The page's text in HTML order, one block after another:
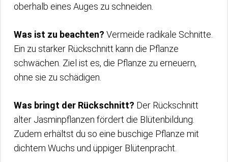
oberhalb eines Auges zu schneiden.
Was ist zu beachten? Vermeide radikale Schnitte.
Ein zu starker Rückschnitt kann die Pflanze
schwächen. Ziel ist es, die Pflanze zu erneuern,
ohne sie zu schädigen.
Was bringt der Rückschnitt? Der Rückschnitt
alter Jasminpflanzen fördert die Blütenbildung.
Zudem erhältst du so eine buschige Pflanze mit
dichtem Wuchs und üppiger Blütenpracht.